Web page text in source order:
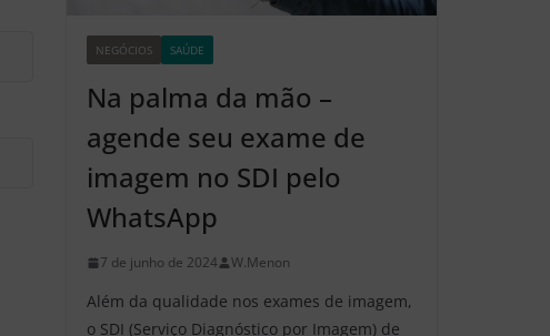
NEGÓCIOS SAÚDE
Na palma da mão –
agende seu exame de
imagem no SDI pelo
WhatsApp
7 de junho de 2024 W.Menon
Além da qualidade nos exames de imagem,
o SDI (Serviço Diagnóstico por Imagem) de